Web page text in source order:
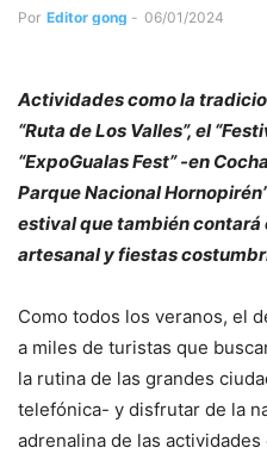
Por Editor gong - 06/01/2024
Actividades como la
“Ruta de Los Valles”, el
“ExpoGualas Fest” -en
Parque Nacional
estival que también contará
artesanal y fiestas
Como todos los veranos, el
a miles de turistas que
la rutina de las grandes
telefónica- y disfrutar de la
adrenalina de las